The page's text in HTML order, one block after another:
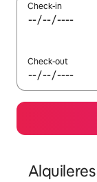
Check-in
Check-out